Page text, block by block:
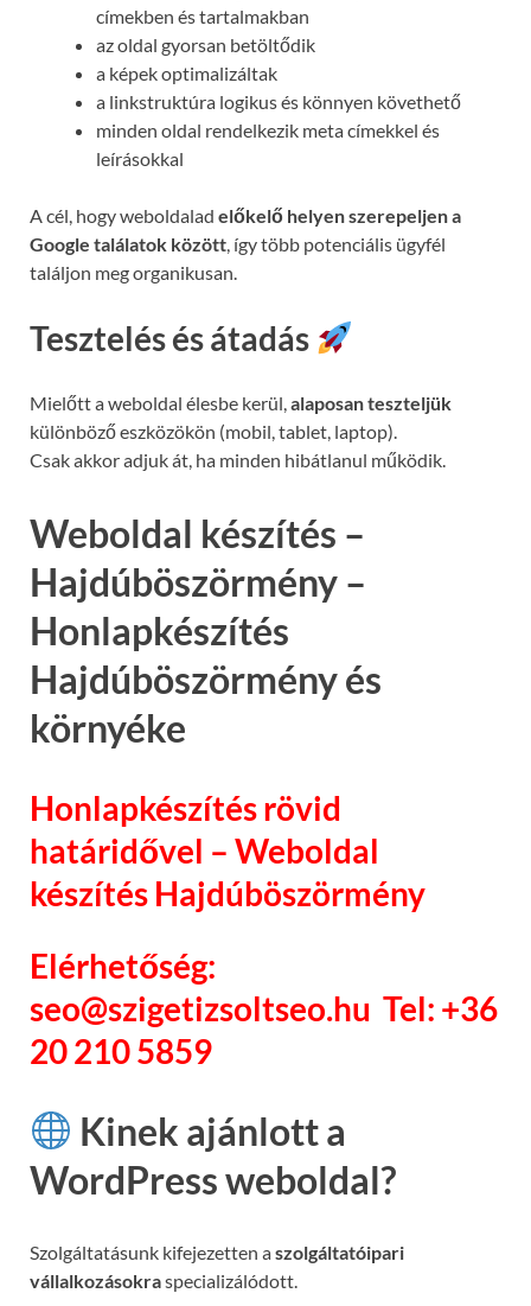
címekben és tartalmakban
az oldal gyorsan betöltődik
a képek optimalizáltak
a linkstruktúra logikus és könnyen követhető
minden oldal rendelkezik meta címekkel és
leírásokkal
A cél, hogy weboldalad előkelő helyen szerepeljen a
Google találatok között, így több potenciális ügyfél
találjon meg organikusan.
Tesztelés és átadás
Mielőtt a weboldal élesbe kerül,alaposan teszteljük
különböző eszközökön (mobil, tablet, laptop).
Csak akkor adjuk át, ha minden hibátlanul működik.
Weboldal készítés –
Hajdúböszörmény –
Honlapkészítés
Hajdúböszörmény és
környéke
Honlapkészítés rövid
határidővel – Weboldal
készítés Hajdúböszörmény
Elérhetőség:
seo@szigetizsoltseo.hu Tel: +36
20 210 5859
Kinek ajánlott a
WordPress weboldal?
Szolgáltatásunk kifejezetten aszolgáltatóipari
vállalkozásokraspecializálódott.